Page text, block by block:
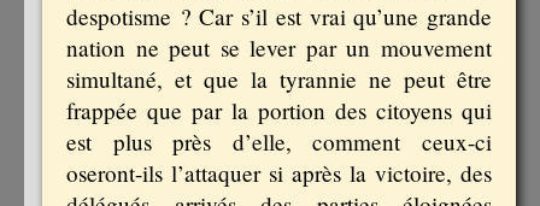
despotisme ? Car s’il est vrai qu’une grande
nation ne peut se lever par un mouvement
simultané, et que la tyrannie ne peut être
frappée que par la portion des citoyens qui
est plus près d’elle, comment ceux-ci
oseront-ils l’attaquer si après la victoire, des